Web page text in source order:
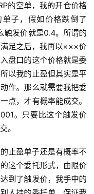
的空单，我的开仓价格
子，假如价格跌倒了
触发价就是0.4。所谓的
足之后，我再以×××价
盘口的这个价格就是委
以我的止盈但其实是平
作。那么就需要我把委
点，才有概率能成交。
。只要比这个触发价
。
止盈单子还是有概率不
这个委托形式，由限价
到了触发价，我手中的